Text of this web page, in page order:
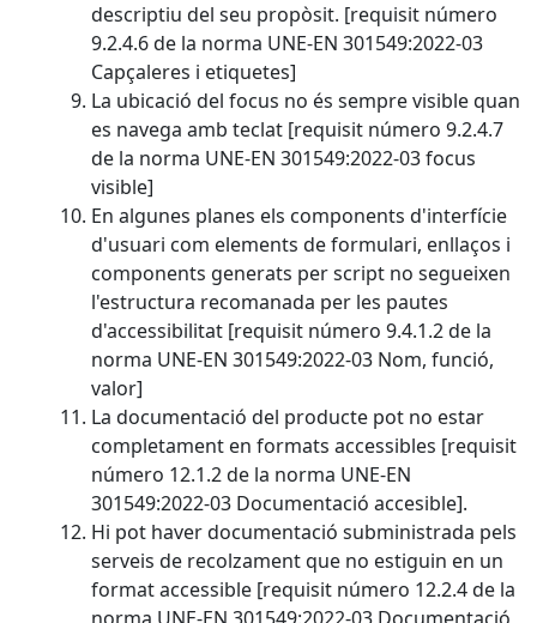
descriptiu del seu propòsit. [requisit número
9.2.4.6 de la norma UNE-EN 301549:2022-03
Capçaleres i etiquetes]
La ubicació del focus no és sempre visible quan
es navega amb teclat [requisit número 9.2.4.7
de la norma UNE-EN 301549:2022-03 focus
visible]
En algunes planes els components d'interfície
d'usuari com elements de formulari, enllaços i
components generats per script no segueixen
l'estructura recomanada per les pautes
d'accessibilitat [requisit número 9.4.1.2 de la
norma UNE-EN 301549:2022-03 Nom, funció,
valor]
La documentació del producte pot no estar
completament en formats accessibles [requisit
número 12.1.2 de la norma UNE-EN
301549:2022-03 Documentació accesible].
Hi pot haver documentació subministrada pels
serveis de recolzament que no estiguin en un
format accessible [requisit número 12.2.4 de la